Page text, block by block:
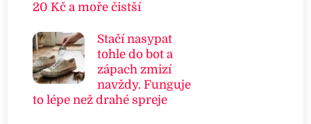
20 Kč a moře čistší
Stačí nasypat
tohle do bot a
zápach zmizí
navždy. Funguje
to lépe než drahé spreje